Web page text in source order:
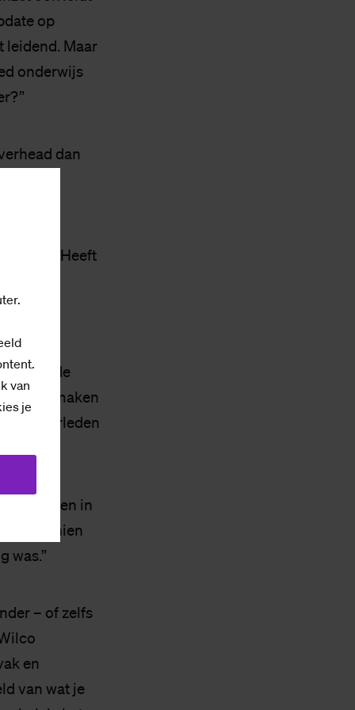
van
je
op
leidend. Maar
onderwijs
dan
aan de
het
Heeft
ook in de
kan te maken
het verleden
docenten in
Misschien
was.”
– of zelfs
en
van wat je